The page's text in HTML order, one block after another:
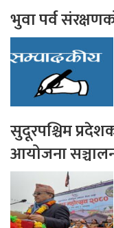
भुवा पर्व
सुदूरपश्चिम
आयोजना